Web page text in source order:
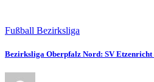
Fußball Bezirksliga
Bezirksliga Oberpfalz Nord: SV Etzenricht